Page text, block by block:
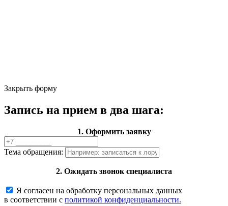
Закрыть форму
Запись на прием в два шага:
1. Оформить заявку
Тема обращения:
2. Ожидать звонок специалиста
Я согласен на обработку персональных данных
в соответствии с политикой конфиденциальности.